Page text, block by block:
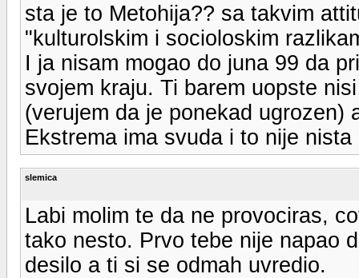
sta je to Metohija?? sa takvim
"kulturolskim i socioloskim
I ja nisam mogao do juna 99 da
svojem kraju. Ti barem uopste
(verujem da je ponekad ugrozen)
Ekstrema ima svuda i to nije
slemica
Labi molim te da ne provociras,
tako nesto. Prvo tebe nije napao
desilo a ti si se odmah uvredio.